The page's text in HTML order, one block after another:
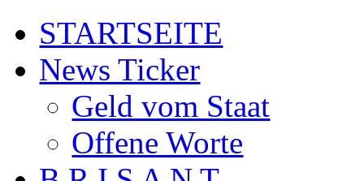
STARTSEITE
News Ticker
Geld vom Staat
Offene Worte